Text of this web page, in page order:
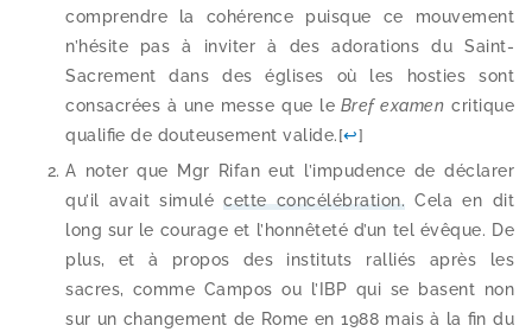
com­prendre la cohé­rence puisque ce mou­ve­ment
n’hé­site pas à invi­ter à des ado­ra­tions du Saint-​
Sacrement dans des églises où les hos­ties sont
consa­crées à une messe que le Bref exa­men cri­tique
qua­li­fie de dou­teu­se­ment valide.[↩]
A noter que Mgr Rifan eut l’im­pu­dence de décla­rer
qu’il avait simu­lécette concé­lé­bra­tion. Cela en dit
long sur le cou­rage et l’hon­nê­te­té d’un tel évêque. De
plus, et à pro­pos des ins­ti­tuts ral­liés après les
sacres, comme Campos ou l’IBP qui se basent non
sur un chan­ge­ment de Rome en 1988 mais à la fin du